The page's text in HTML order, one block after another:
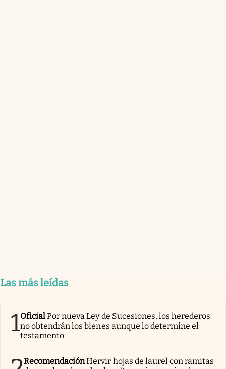
Las más leídas
1OficialPor nueva Ley de Sucesiones, los herederos
no obtendrán los bienes aunque lo determine el
testamento
RecomendaciónHervir hojas de laurel con ramitas